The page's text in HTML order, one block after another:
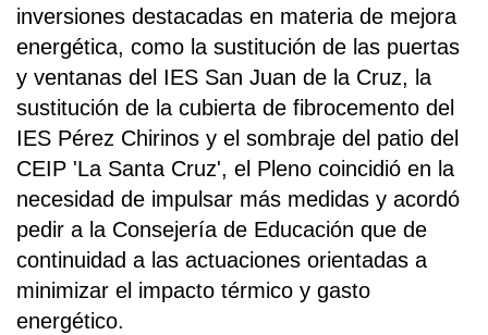
inversiones destacadas en materia de mejora
energética, como la sustitución de las puertas
y ventanas del IES San Juan de la Cruz, la
sustitución de la cubierta de fibrocemento del
IES Pérez Chirinos y el sombraje del patio del
CEIP 'La Santa Cruz', el Pleno coincidió en la
necesidad de impulsar más medidas y acordó
pedir a la Consejería de Educación que de
continuidad a las actuaciones orientadas a
minimizar el impacto térmico y gasto
energético.